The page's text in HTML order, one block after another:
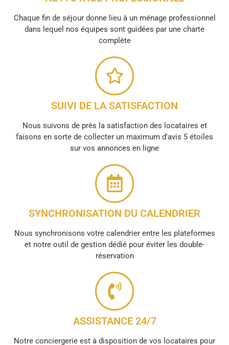
Chaque fin de séjour donne lieu à un ménage professionnel
dans lequel nos équipes sont guidées par une charte
complète
SUIVI DE LA SATISFACTION
Nous suivons de près la satisfaction des locataires et
faisons en sorte de collecter un maximum d'avis 5 étoiles
sur vos annonces en ligne
SYNCHRONISATION DU CALENDRIER
Nous synchronisons votre calendrier entre les plateformes
et notre outil de gestion dédié pour éviter les double-
réservation
ASSISTANCE 24/7
Notre conciergerie est à disposition de vos locataires pour